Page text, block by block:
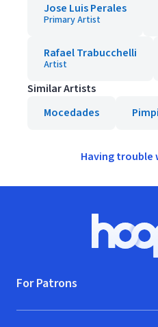
Jose Luis Perales
Primary Artist
Rafael Trabucchelli
Artist
Similar Artists
Mocedades
Having
For Patrons